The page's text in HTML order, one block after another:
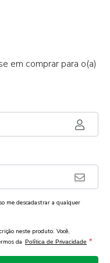
em comprar para o(a)
me descadastrar a qualquer
neste produto. Você,
da Política de Privacidade *